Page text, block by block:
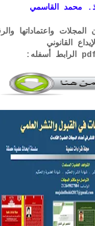
محمد القاسمي
القانوني